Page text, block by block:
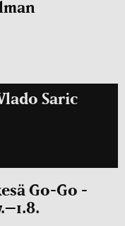
Saric
Go-Go -